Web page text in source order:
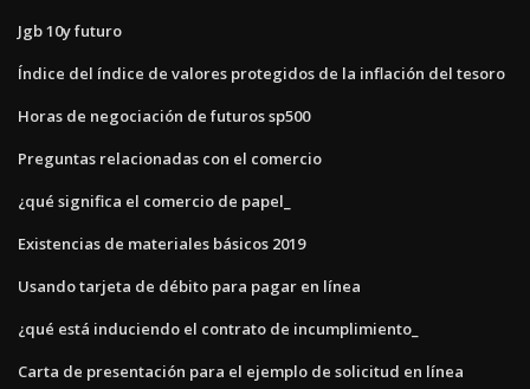
Jgb 10y futuro
Índice del índice de valores protegidos de la inflación del tesoro
Horas de negociación de futuros sp500
Preguntas relacionadas con el comercio
¿qué significa el comercio de papel_
Existencias de materiales básicos 2019
Usando tarjeta de débito para pagar en línea
¿qué está induciendo el contrato de incumplimiento_
Carta de presentación para el ejemplo de solicitud en línea